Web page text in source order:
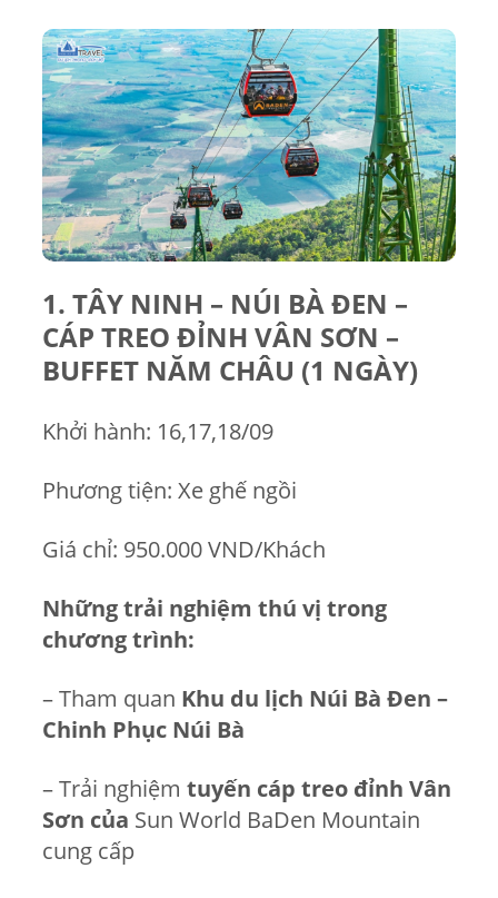
1. TÂY NINH – NÚI BÀ ĐEN –
CÁP TREO ĐỈNH VÂN SƠN –
BUFFET NĂM CHÂU (1 NGÀY)
Khởi hành: 16,17,18/09
Phương tiện: Xe ghế ngồi
Giá chỉ: 950.000 VND/Khách
Những trải nghiệm thú vị trong
chương trình:
– Tham quan Khu du lịch Núi Bà Đen –
Chinh Phục Núi Bà
– Trải nghiệm tuyến cáp treo đỉnh Vân
Sơn của Sun World BaDen Mountain
cung cấp